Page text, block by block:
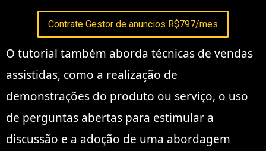
Contrate Gestor de anuncios R$797/mes
O tutorial também aborda técnicas de vendas
assistidas, como a realização de
demonstrações do produto ou serviço, o uso
de perguntas abertas para estimular a
discussão e a adoção de uma abordagem